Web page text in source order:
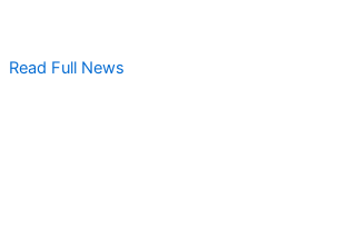
Read Full News